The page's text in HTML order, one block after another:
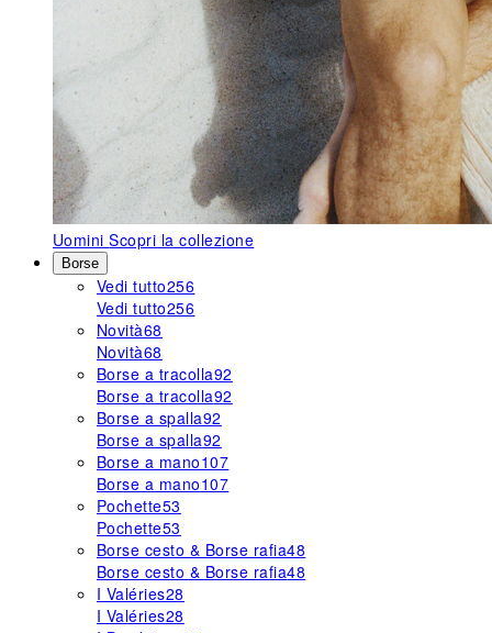
UominiScopri la collezione
Borse
Vedi tutto256
Vedi tutto256
Novità68
Novità68
Borse a tracolla92
Borse a tracolla92
Borse a spalla92
Borse a spalla92
Borse a mano107
Borse a mano107
Pochette53
Pochette53
Borse cesto & Borse rafia48
Borse cesto & Borse rafia48
I Valéries28
I Valéries28